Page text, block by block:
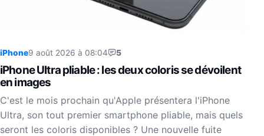
iPhone9 août 2026 à 08:04 5
iPhone Ultra pliable : les deux coloris se dévoilent
en images
C'est le mois prochain qu'Apple présentera l'iPhone
Ultra, son tout premier smartphone pliable, mais quels
seront les coloris disponibles ? Une nouvelle fuite